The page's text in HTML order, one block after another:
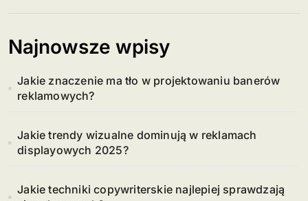
Najnowsze wpisy
Jakie znaczenie ma tło w projektowaniu banerów
reklamowych?
Jakie trendy wizualne dominują w reklamach
displayowych 2025?
Jakie techniki copywriterskie najlepiej sprawdzają